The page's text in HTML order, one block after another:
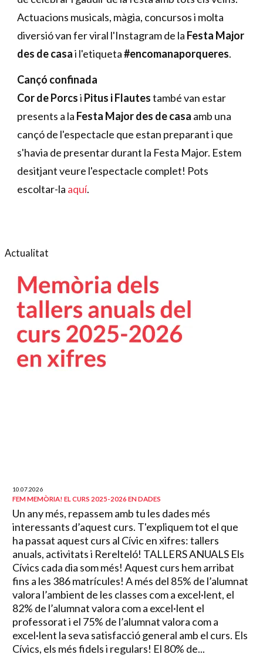
Actuacions musicals, màgia, concursos i molta
diversió van fer viral l'Instagram de la Festa Major
des de casai l'etiqueta#encomanaporqueres.
Cançó confinada
Cor de Porcsi Pitus i Flautestambé van estar
presents a la Festa Major des de casa amb una
cançó de l'espectacle que estan preparant i que
s'havia de presentar durant la Festa Major. Estem
desitjant veure l'espectacle complet! Pots
escoltar-la aquí.
Actualitat
10.07.2026
FEM MEMÒRIA! EL CURS 2025-2026 EN DADES
Un any més, repassem amb tu les dades més
interessants d’aquest curs. T'expliquem tot el que
ha passat aquest curs al Cívic en xifres: tallers
anuals, activitats i Rerelteló! TALLERS ANUALS Els
Cívics cada dia som més! Aquest curs hem arribat
fins a les 386 matrícules! A més del 85% de l’alumnat
valora l’ambient de les classes com a excel·lent, el
82% de l’alumnat valora com a excel·lent el
professorat i el 75% de l’alumnat valora com a
excel·lent la seva satisfacció general amb el curs. Els
Cívics, els més fidels i regulars! El 80% de...